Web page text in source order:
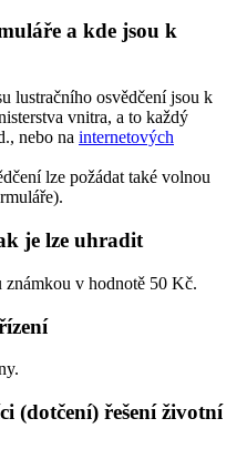
a kde jsou k
lustračního osvědčení jsou k
vnitra, a to každý
nebo na internetových
lze požádat také volnou
je lze uhradit
v hodnotě 50 Kč.
(dotčení) řešení životní